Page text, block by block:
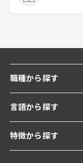
職種から探す
言語から探す
特徴から探す